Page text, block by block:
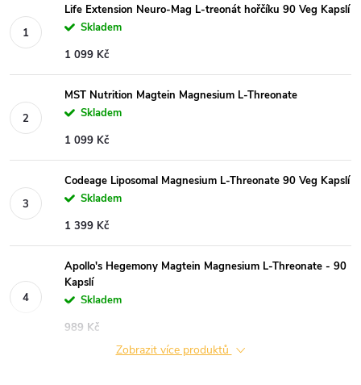
Life Extension Neuro-Mag L-treonát hořčíku 90 Veg Kapslí
Skladem
1 099 Kč
MST Nutrition Magtein Magnesium L-Threonate
Skladem
1 099 Kč
Codeage Liposomal Magnesium L-Threonate 90 Veg Kapslí
Skladem
1 399 Kč
Apollo's Hegemony Magtein Magnesium L-Threonate - 90
Kapslí
Skladem
989 Kč
Zobrazit více produktů